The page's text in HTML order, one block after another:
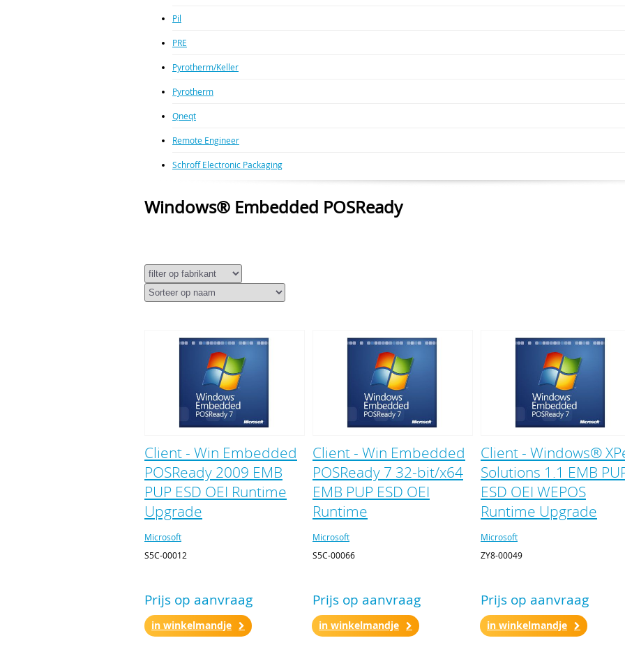
Pil
PRE
Pyrotherm/Keller
Pyrotherm
Qneqt
Remote Engineer
Schroff Electronic Packaging
Windows® Embedded POSReady
Client - Win Embedded
POSReady 2009 EMB
PUP ESD OEI Runtime
Upgrade
Microsoft
S5C-00012
Prijs op aanvraag
in winkelmandje
Client - Win Embedded
POSReady 7 32-bit/x64
EMB PUP ESD OEI
Runtime
Microsoft
S5C-00066
Prijs op aanvraag
in winkelmandje
Client - Windows®
Solutions 1.1 EMB
ESD OEI WEPOS
Runtime Upgrade
Microsoft
ZY8-00049
Prijs op aanvraag
in winkelmandje